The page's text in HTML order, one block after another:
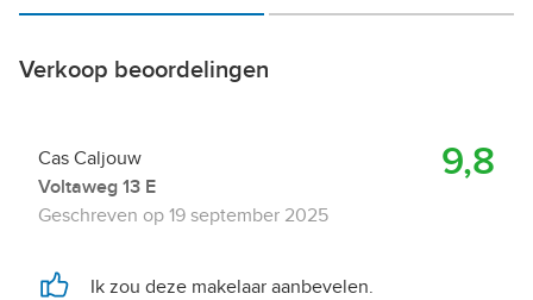
Verkoop beoordelingen
Cas Caljouw
Voltaweg 13 E
Geschreven op 19 september 2025
9,8
Ik zou deze makelaar aanbevelen.